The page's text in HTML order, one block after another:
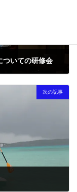
ついての研修会
次の記事